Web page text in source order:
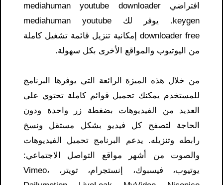
افتراضي mediahuman youtube downloader
keygen. يوفر لك mediahuman youtube
downloader free إمكانية تنزيل قائمة تشغيل كاملة
من اليوتيوب والمواقع الأخرى بكل سهولة.
من خلال هذه الميزة الرائعة التي يوفرها البرنامج
للمستخدم يمكنك تحميل قوائم كاملة تحتوي على
العديد من الفيديوهات بضغطة زر واحدة ودون
الحاجة لتصفح كل فيديو بشكل مستقل ونسخ
رابطه وتنزيله. يدعم البرنامج تحميل الفيديوهات
والصوت من أشهر مواقع التواصل الاجتماعي:
يوتيوب، فيسبوك، إنستجرام، تويتر، Vimeo،